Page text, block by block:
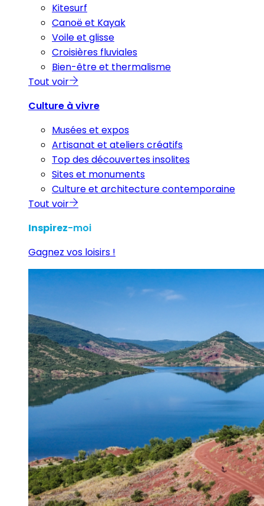
Kitesurf
Canoë et Kayak
Voile et glisse
Croisières fluviales
Bien-être et thermalisme
Tout voir
Culture à vivre
Musées et expos
Artisanat et ateliers créatifs
Top des découvertes insolites
Sites et monuments
Culture et architecture contemporaine
Tout voir
Inspirez-moi
Gagnez vos loisirs !